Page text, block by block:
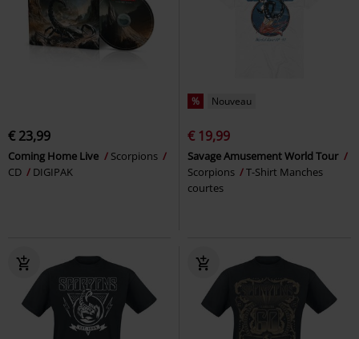
€ 23,99
Coming Home Live
Scorpions
CD
DIGIPAK
% Nouveau
€ 19,99
Savage Amusement World Tour
Scorpions
T-Shirt Manches
courtes